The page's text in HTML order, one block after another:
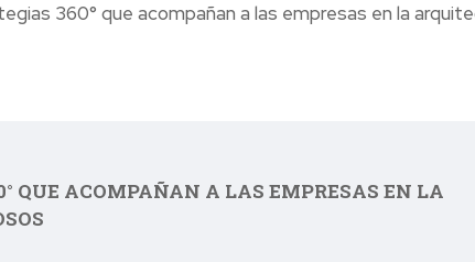
360° que acompañan a las empresas en la
QUE ACOMPAÑAN A LAS EMPRESAS EN LA